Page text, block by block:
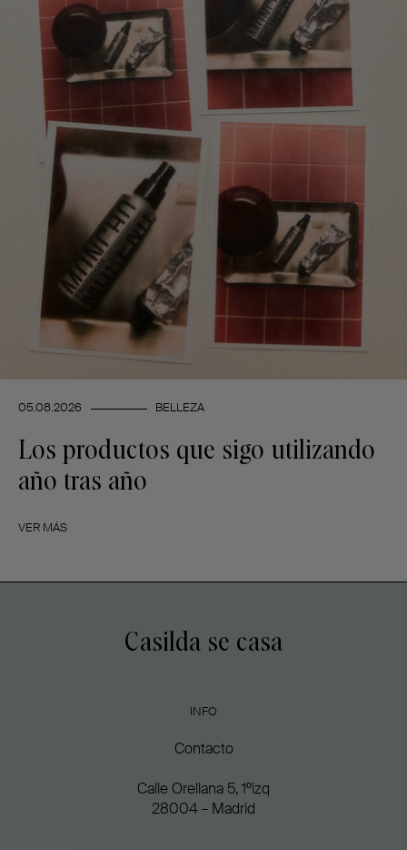
05.08.2026 BELLEZA
Los productos que sigo utilizando
año tras año
VER MÁS
Casilda se casa
INFO
Contacto
Calle Orellana 5, 1ºizq
28004 – Madrid